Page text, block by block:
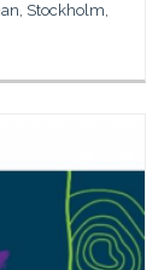
Stockholm,